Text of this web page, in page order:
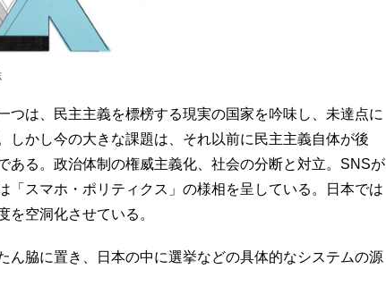
は、民主主義を標榜する現実の国家を吟味し、未達点に
しかし今の大きな課題は、それ以前に民主主義自体が後
ある。政治体制の権威主義化、社会の分断と対立。SNSが
「スマホ・ポリティクス」の様相を呈している。日本では
を空洞化させている。
脇に置き、日本の中に選挙などの具体的なシステムの源